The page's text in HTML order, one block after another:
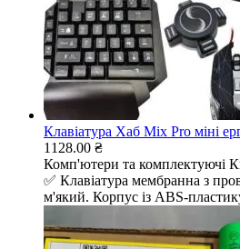
Клавіатура Хаб Mix Pro міні
1128.00 ₴
Комп'ютери та комплектуючі
✅ Клавіатура мембранна з
м'який. Корпус із ABS-